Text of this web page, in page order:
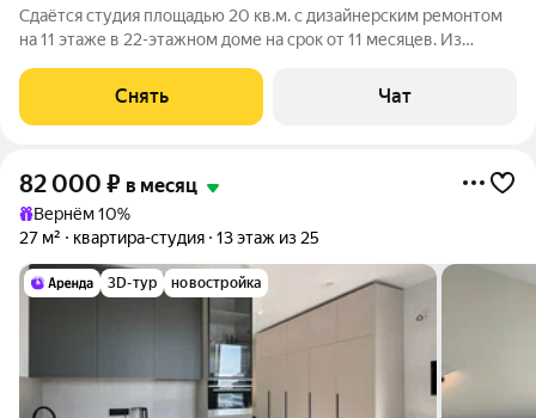
Сдаётся студия площадью 20 кв.м. с дизайнерским ремонтом
на 11 этаже в 22-этажном доме на срок от 11 месяцев. Из
Холодильник Кондиционер Микроволновка Дом - монолитный,
окна выходят во
Снять Чат
82 000 ₽ в месяц
Вернём 10%
27 м²
квартира-студия 13 этаж из 25
3D-тур новостройка